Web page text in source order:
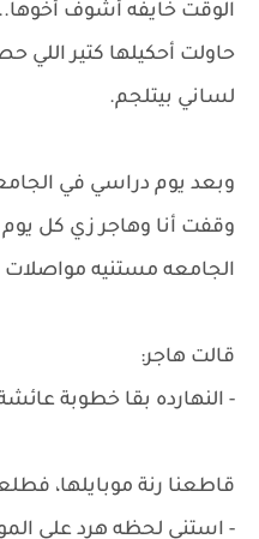
الوقت خايفه أشوف أخوها..
حاولت أحكيلها كتير
لساني بيتلجم.
وبعد يوم دراسي في
وقفت أنا وهاجر زي كل
الجامعه مستنيه
قالت هاجر:
- النهارده بقا خطوبة
قاطعنا رنة موبايلها،
- استني لحظه هرد على